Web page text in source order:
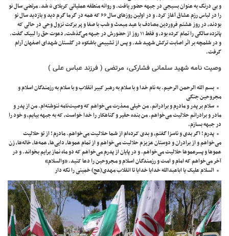
و بی درنگ به عنوان بسیجی در جبهه حضور يافت. و روانه منطقه عملیاتی کربلای ۵ شد. مرتضی سال نو
را در لباس رزم عشاق آغاز کرد. و در اولین روزهای سال ۶۶ که همه در گرما گرم دید و بازدید سال نو
بودند، در روز هشتم فروردین مصادف با عید مبعث و شب با صفا و پر برکت نزول وحی در حالی که
پانزده سالگی را تمام کرده بود، و فقط ۱۱ روز از حضورش در جبهه می‌گذشت، دعوت حق را لبیک گفت.
و در شلمچه بر اثر اصابت ترکش شهيد شد. و پس از تشییعی باشکوه در گلستان شهدای اصفهان آرام
گرفت.
وصیت نامهشهید سلمانی فشارکی، مرتضی ( فرزند عباس علی )
بسم الله الرحمن الرحیم. به نام خدا و با سلام به رهبر کبیر انقلاب و با سلام به رزمندگان اسلام و
مجروحین جنگی
سلام بر پدر و مادرم و برادرانم. من خیلی معذرت می‌خواهم که وصیت‌نامه ننوشته‌ام. من از پدر و
مادر و برادرانم حلالیت می‌خواهم. من بنده حقیر و گناهکار را خدا خواست، که به جبهه بیایم، و خود را
در جبهه بسازم.
پدرم ! اگر بدی و ناسزا گفتم، و بدی کـرده‌ام از شـما حـلالـیت می‌خواهم. مادرم ! از تو حلالیت
می‌خواهم و از برادران و دوستان عزیزم حلالیت می‌خواهم و از تمام عموها، دایی‌ها، عمه‌ها، خاله‌ها، زن
عموها و پسرعموها حلالیت می‌خواهم. و در پایان از پدرم می‌خواهم که دو ماه نماز برایم بخواند. و در
آخر می‌خواهم که امام و امـت و رزمـندگـان اسـلام و مـجروحین را دعا کنید. «والسلام»
السلام علیک یا اباعبدالله خدایا خدایا تا انقلاب مهدی(عج) خمینی را نگه دار